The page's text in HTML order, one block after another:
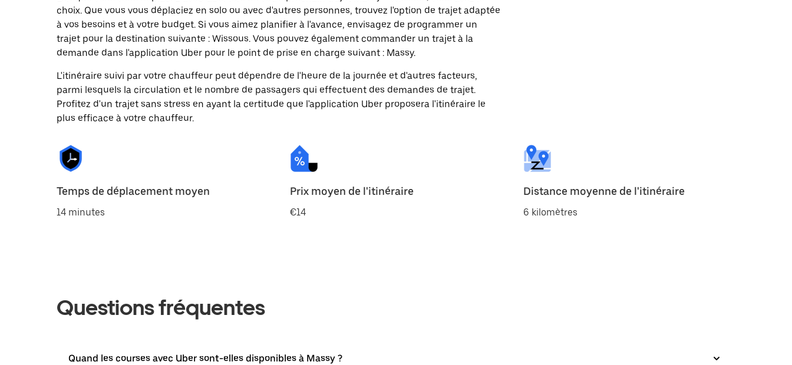
choix. Que vous vous déplaciez en solo ou avec d'autres personnes, trouvez l'option de trajet adaptée
à vos besoins et à votre budget. Si vous aimez planifier à l'avance, envisagez de programmer un
trajet pour la destination suivante : Wissous. Vous pouvez également commander un trajet à la
demande dans l'application Uber pour le point de prise en charge suivant : Massy.
L'itinéraire suivi par votre chauffeur peut dépendre de l'heure de la journée et d'autres facteurs,
parmi lesquels la circulation et le nombre de passagers qui effectuent des demandes de trajet.
Profitez d'un trajet sans stress en ayant la certitude que l'application Uber proposera l'itinéraire le
plus efficace à votre chauffeur.
Temps de déplacement moyen
14 minutes
Prix moyen de l'itinéraire
€14
Distance moyenne de l'itinéraire
6 kilomètres
Questions fréquentes
Quand les courses avec Uber sont-elles disponibles à Massy ?